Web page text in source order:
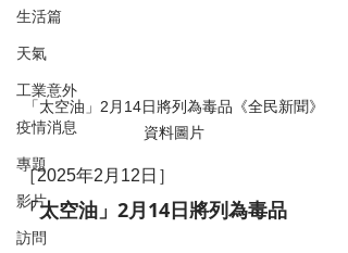
生活篇
天氣
工業意外
疫情消息
專題
影片
訪問
「太空油」2月14日將列為毒品《全民新聞》
資料圖片
［2025年2月12日］
「太空油」2月14日將列為毒品